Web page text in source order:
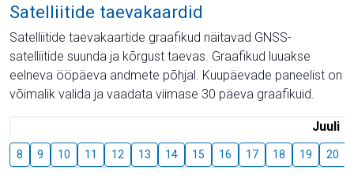
Satelliitide taevakaardid
Satelliitide taevakaartide graafikud näitavad GNSS-
satelliitide suunda ja kõrgust taevas. Graafikud luuakse
eelneva ööpäeva andmete põhjal. Kuupäevade paneelist on
võimalik valida ja vaadata viimase 30 päeva graafikuid.
Juuli
8 9 10 11 12 13 14 15 16 17 18 19 20